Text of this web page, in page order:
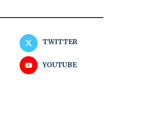
TWITTER
YOUTUBE